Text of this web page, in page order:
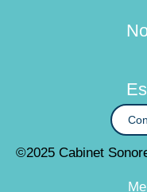
©2025 Cabinet